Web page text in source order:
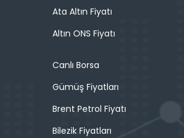
Ata Altın Fiyatı
Altın ONS Fiyatı
Canlı Borsa
Gümüş Fiyatları
Brent Petrol Fiyatı
Bilezik Fiyatları